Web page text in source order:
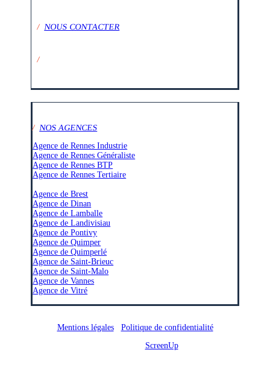
/NOUS CONTACTER
/
/ NOS AGENCES
Agence de Rennes Industrie
Agence de Rennes Généraliste
Agence de Rennes BTP
Agence de Rennes Tertiaire
Agence de Brest
Agence de Dinan
Agence de Lamballe
Agence de Landivisiau
Agence de Pontivy
Agence de Quimper
Agence de Quimperlé
Agence de Saint-Brieuc
Agence de Saint-Malo
Agence de Vannes
Agence de Vitré
Mentions légales/ Politique de confidentialité
ScreenUp